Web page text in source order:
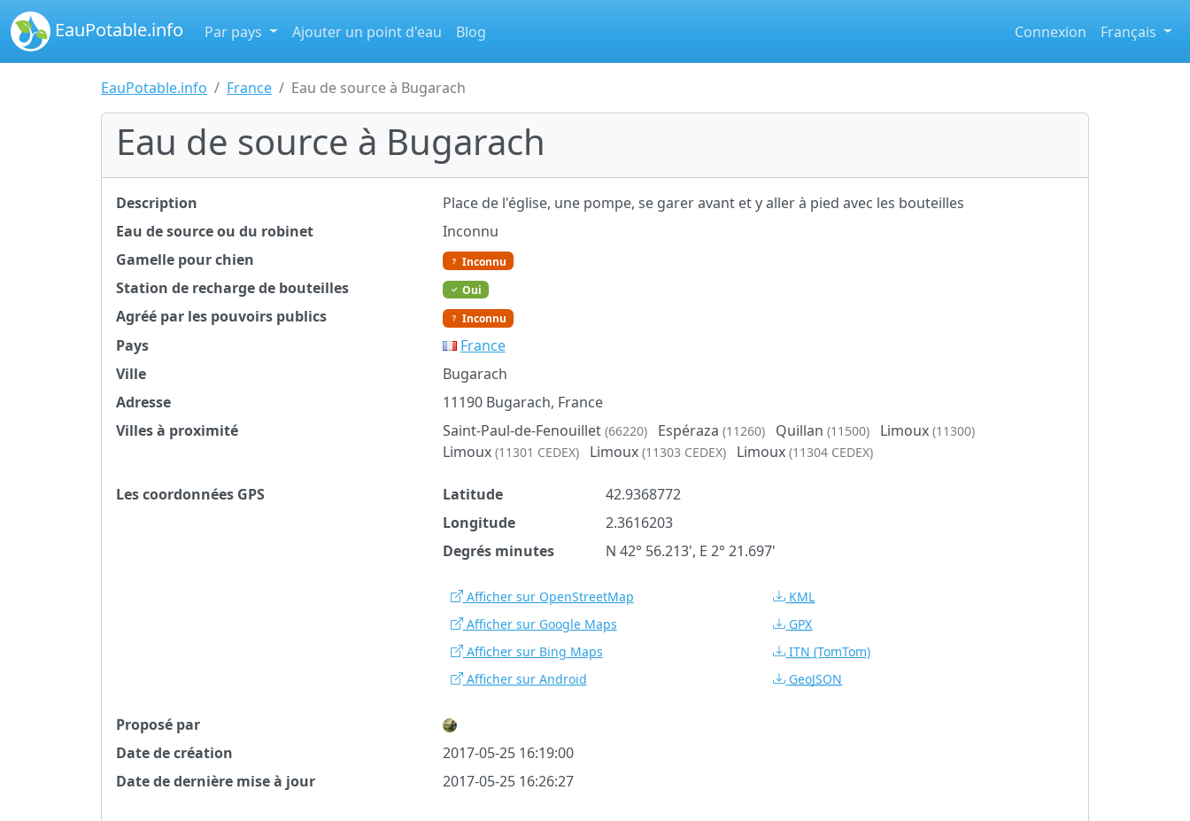
EauPotable.info Par pays Ajouter un point d'eau Blog Connexion Français
EauPotable.info France Eau de source à Bugarach
Eau de source à Bugarach
Description
Place de l'église, une pompe, se garer avant et y aller à pied avec les bouteilles
Eau de source ou du robinet
Inconnu
Gamelle pour chien
Inconnu
Station de recharge de bouteilles Oui
Agréé par les pouvoirs publics Inconnu
Pays
France
Ville
Bugarach
Adresse
11190 Bugarach, France
Villes à proximité
Saint-Paul-de-Fenouillet (66220) Espéraza (11260) Quillan (11500) Limoux (11300)
Limoux (11301 CEDEX) Limoux (11303 CEDEX) Limoux (11304 CEDEX)
Les coordonnées GPS Latitude
42.9368772
Longitude
2.3616203
Degrés minutes
N 42° 56.213', E 2° 21.697'
Afficher sur OpenStreetMap
Afficher sur Google Maps
Afficher sur Bing Maps
Afficher sur Android
KML
GPX
ITN (TomTom)
GeoJSON
Proposé par
Date de création
2017-05-25 16:19:00
Date de dernière mise à jour
2017-05-25 16:26:27